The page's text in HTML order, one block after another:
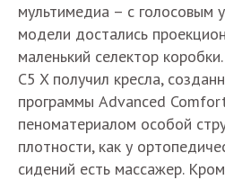
мультимедиа – с голосовым
модели достались
маленький селектор
C5 X получил кресла,
программы Advanced
пеноматериалом особой
плотности, как у
сидений есть массажер.